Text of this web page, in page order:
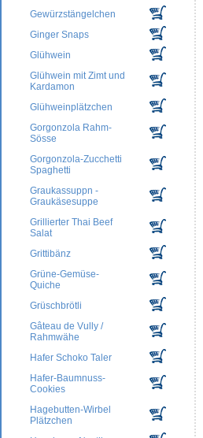
Gewürzstängelchen
Ginger Snaps
Glühwein
Glühwein mit Zimt und
Kardamon
Glühweinplätzchen
Gorgonzola Rahm-
Sösse
Gorgonzola-Zucchetti
Spaghetti
Graukassuppn -
Graukäsesuppe
Grillierter Thai Beef
Salat
Grittibänz
Grüne-Gemüse-
Quiche
Grüschbrötli
Gâteau de Vully /
Rahmwähe
Hafer Schoko Taler
Hafer-Baumnuss-
Cookies
Hagebutten-Wirbel
Plätzchen